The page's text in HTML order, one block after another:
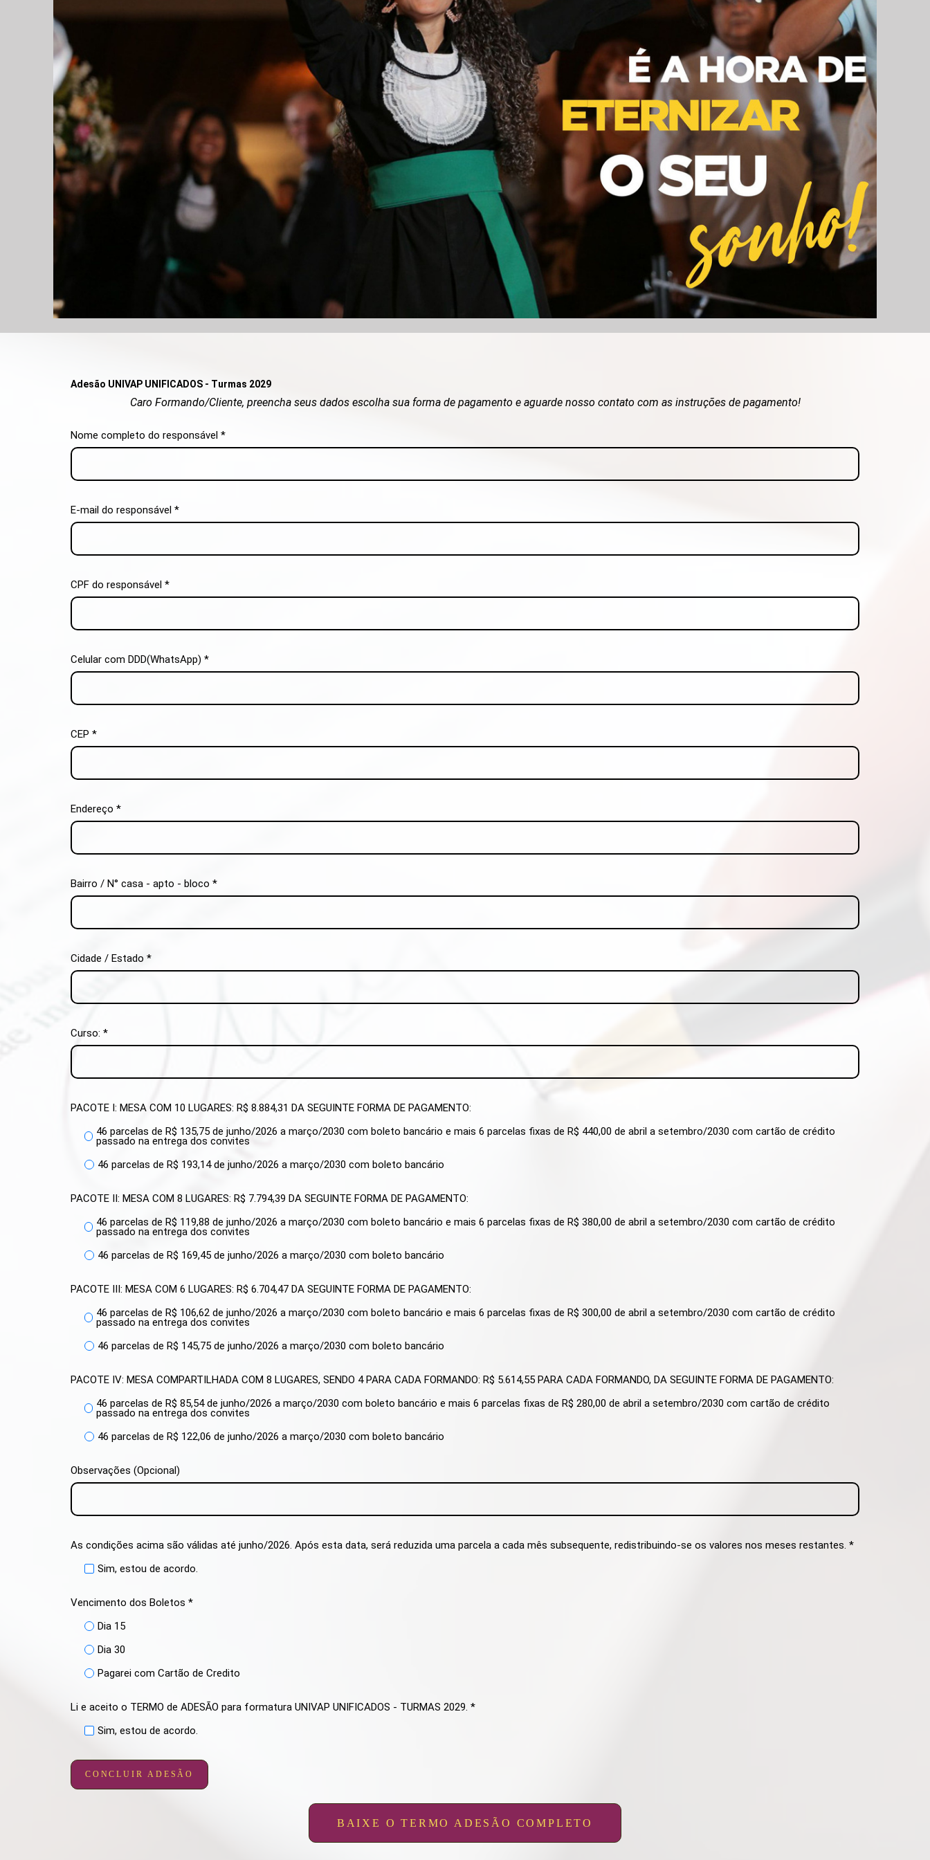
Adesão UNIVAP UNIFICADOS - Turmas 2029
Caro Formando/Cliente, preencha seus dados escolha sua forma de pagamento e aguarde nosso contato com as instruções de pagamento!
Nome completo do responsável *
E-mail do responsável *
CPF do responsável *
Celular com DDD(WhatsApp) *
CEP *
Endereço *
Bairro / N° casa - apto - bloco *
Cidade / Estado *
Curso: *
PACOTE I: MESA COM 10 LUGARES: R$ 8.884,31 DA SEGUINTE FORMA DE PAGAMENTO:
46 parcelas de R$ 135,75 de junho/2026 a março/2030 com boleto bancário e mais 6 parcelas fixas de R$ 440,00 de abril a setembro/2030 com cartão de crédito
passado na entrega dos convites
46 parcelas de R$ 193,14 de junho/2026 a março/2030 com boleto bancário
PACOTE II: MESA COM 8 LUGARES: R$ 7.794,39 DA SEGUINTE FORMA DE PAGAMENTO:
46 parcelas de R$ 119,88 de junho/2026 a março/2030 com boleto bancário e mais 6 parcelas fixas de R$ 380,00 de abril a setembro/2030 com cartão de crédito
passado na entrega dos convites
46 parcelas de R$ 169,45 de junho/2026 a março/2030 com boleto bancário
PACOTE III: MESA COM 6 LUGARES: R$ 6.704,47 DA SEGUINTE FORMA DE PAGAMENTO:
46 parcelas de R$ 106,62 de junho/2026 a março/2030 com boleto bancário e mais 6 parcelas fixas de R$ 300,00 de abril a setembro/2030 com cartão de crédito
passado na entrega dos convites
46 parcelas de R$ 145,75 de junho/2026 a março/2030 com boleto bancário
PACOTE IV: MESA COMPARTILHADA COM 8 LUGARES, SENDO 4 PARA CADA FORMANDO: R$ 5.614,55 PARA CADA FORMANDO, DA SEGUINTE FORMA DE PAGAMENTO:
46 parcelas de R$ 85,54 de junho/2026 a março/2030 com boleto bancário e mais 6 parcelas fixas de R$ 280,00 de abril a setembro/2030 com cartão de crédito
passado na entrega dos convites
46 parcelas de R$ 122,06 de junho/2026 a março/2030 com boleto bancário
Observações (Opcional)
As condições acima são válidas até junho/2026. Após esta data, será reduzida uma parcela a cada mês subsequente, redistribuindo-se os valores nos meses restantes. *
Sim, estou de acordo.
Vencimento dos Boletos *
Dia 15
Dia 30
Pagarei com Cartão de Credito
Li e aceito o TERMO de ADESÃO para formatura UNIVAP UNIFICADOS - TURMAS 2029. *
Sim, estou de acordo.
CONCLUIR ADESÃO
BAIXE O TERMO ADESÃO COMPLETO